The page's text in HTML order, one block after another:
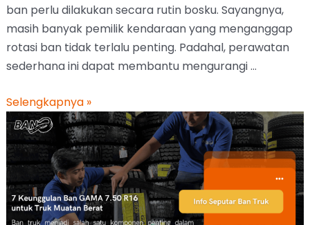
ban perlu dilakukan secara rutin bosku. Sayangnya,
masih banyak pemilik kendaraan yang menganggap
rotasi ban tidak terlalu penting. Padahal, perawatan
sederhana ini dapat membantu mengurangi …
Selengkapnya »